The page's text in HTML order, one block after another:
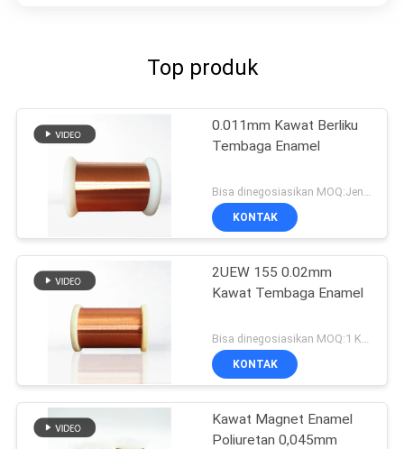
Top produk
0.011mm Kawat Berliku
Tembaga Enamel
Bisa dinegosiasikan MOQ:Jenis yang berbeda dengan MOQ berbeda
KONTAK
2UEW 155 0.02mm
Kawat Tembaga Enamel
KONTAK
Kawat Magnet Enamel
Poliuretan 0,045mm